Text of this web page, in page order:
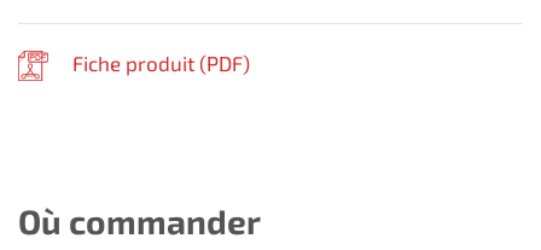
Fiche produit (PDF)
Où commander